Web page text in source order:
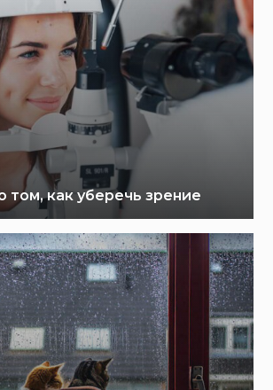
том, как уберечь зрение